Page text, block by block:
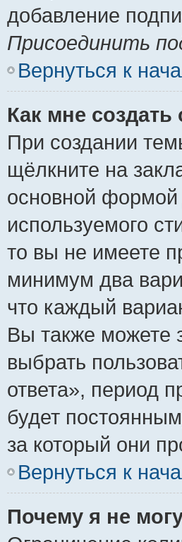
добавление
Присоединить
Вернуться к
Как мне создать
При создании
щёлкните на
основной формой
используемого
то вы не имеете
минимум два
что каждый
Вы также можете
выбрать
ответа», период
будет
за который они
Вернуться к
Почему я не